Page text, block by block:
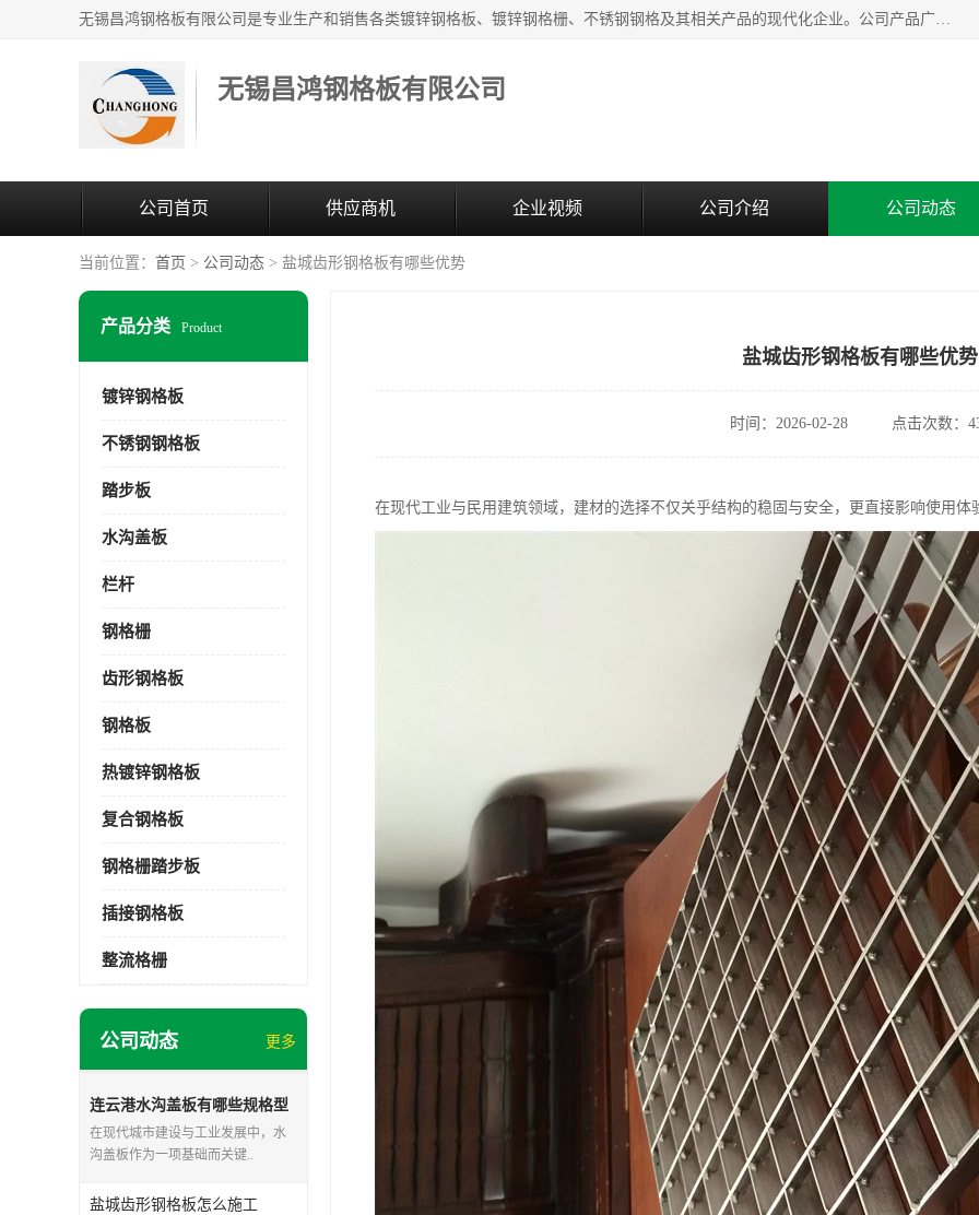
无锡昌鸿钢格板有限公司是专业生产和销售各类镀锌钢格板、镀锌钢格栅、不锈钢钢格及其相关产品的现代化企业。公司产品广泛运用于石油、化工、港口、电力、运输、造纸、医药、钢铁、食品、市政、房地产、制造业等各个领域。
无锡昌鸿钢格板有限公司
公司首页 供应商机 企业视频 公司介绍 公司动态
当前位置： 首页 > 公司动态 > 盐城齿形钢格板有哪些优势
产品分类 Product
镀锌钢格板
不锈钢钢格板
踏步板
水沟盖板
栏杆
钢格栅
齿形钢格板
钢格板
热镀锌钢格板
复合钢格板
钢格栅踏步板
插接钢格板
整流格栅
公司动态 更多
连云港水沟盖板有哪些规格型
号
在现代城市建设与工业发展中，水
沟盖板作为一项基础而关键..
盐城齿形钢格板怎么施工
盐城齿形钢格板有哪些优势
时间：2026-02-28 点击次数：
在现代工业与民用建筑领域，建材的选择不仅关乎结构的稳固与安全，更直接影响使用体